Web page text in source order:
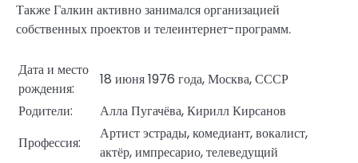
Также Галкин активно занимался организацией
собственных проектов и телеинтернет-программ.
Дата и место
рождения:
18 июня 1976 года, Москва, СССР
Родители:
Алла Пугачёва, Кирилл Кирсанов
Профессия:
Артист эстрады, комедиант, вокалист,
актёр, импресарио, телеведущий